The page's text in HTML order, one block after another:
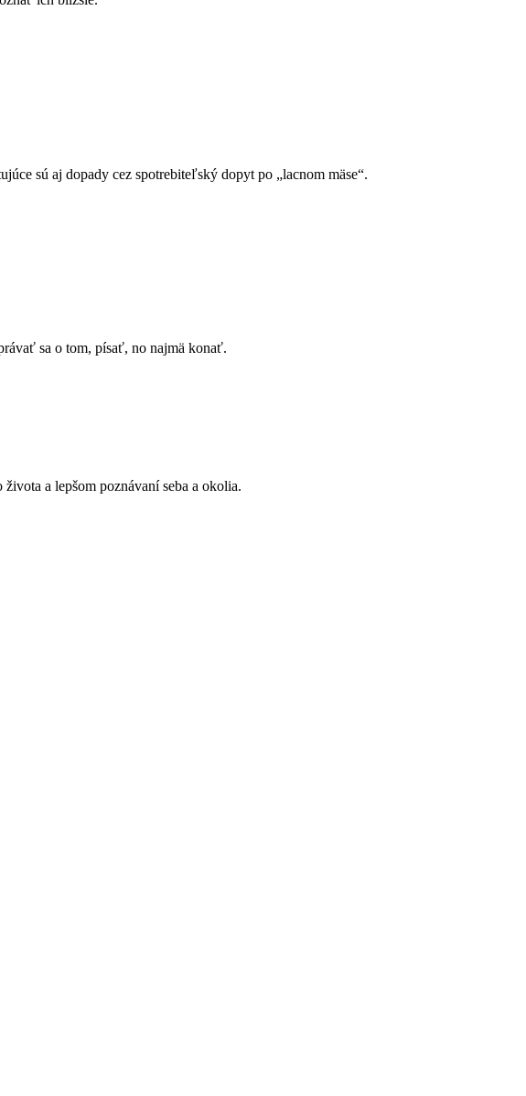
sú aj dopady cez spotrebiteľský dopyt po „lacnom mäse“.
sa o tom, písať, no najmä konať.
a lepšom poznávaní seba a okolia.